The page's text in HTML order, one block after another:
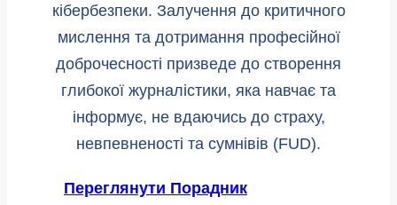
кібербезпеки. Залучення до критичного
мислення та дотримання професійної
доброчесності призведе до створення
глибокої журналістики, яка навчає та
інформує, не вдаючись до страху,
невпевненості та сумнівів (FUD).
Переглянути Порадник